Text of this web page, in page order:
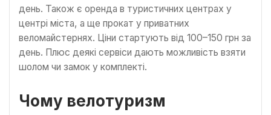
день. Також є оренда в туристичних центрах у
центрі міста, а ще прокат у приватних
веломайстернях. Ціни стартують від 100–150 грн за
день. Плюс деякі сервіси дають можливість взяти
шолом чи замок у комплекті.
Чому велотуризм